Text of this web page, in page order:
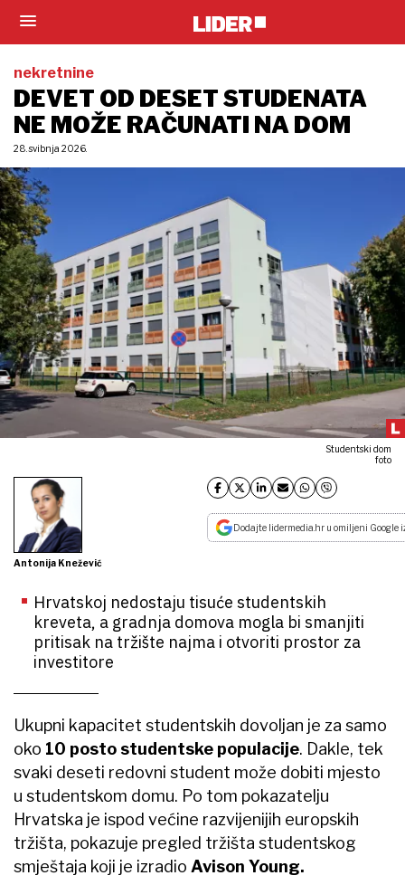
nekretnine
DEVET OD DESET STUDENATA
NE MOŽE RAČUNATI NA DOM
28. svibnja 2026.
Studentski dom
foto
Antonija Knežević
Dodajte lidermedia.hr u omiljeni Google
Hrvatskoj nedostaju tisuće studentskih
kreveta, a gradnja domova mogla bi smanjiti
pritisak na tržište najma i otvoriti prostor za
investitore
Ukupni kapacitet studentskih dovoljan je za samo
oko 10 posto studentske populacije. Dakle, tek
svaki deseti redovni student može dobiti mjesto
u studentskom domu. Po tom pokazatelju
Hrvatska je ispod većine razvijenijih europskih
tržišta, pokazuje pregled tržišta studentskog
smještaja koji je izradio Avison Young.